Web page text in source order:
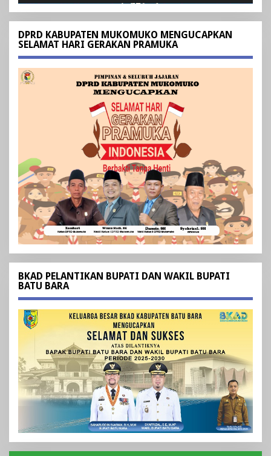
DPRD KABUPATEN MUKOMUKO MENGUCAPKAN
SELAMAT HARI GERAKAN PRAMUKA
BKAD PELANTIKAN BUPATI DAN WAKIL BUPATI
BATU BARA